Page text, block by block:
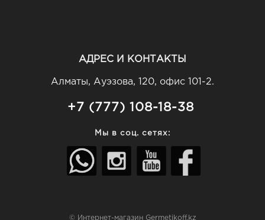
АДРЕС И КОНТАКТЫ
Алматы, Ауэзова, 120, офис 101-2.
+7 (777) 108-18-38
Мы в соц. сетях:
© Интернет-магазин Germetikoff.kz